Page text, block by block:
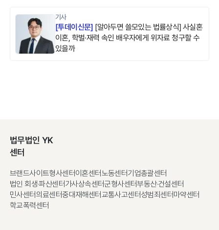
기사
[투데이신문] [알아두면 쓸모있는 법률상식] 사실혼
이혼, 학벌·재력 속인 배우자에게 위자료 청구할 수
있을까
법무법인 YK
센터
브랜드사이트형사센터이혼센터노동센터기업총괄센터
법인 회생·파산센터가사상속센터군형사센터부동산·건설센터
민사센터의료센터중대재해센터교통사고센터성범죄센터마약센터
학교폭력센터